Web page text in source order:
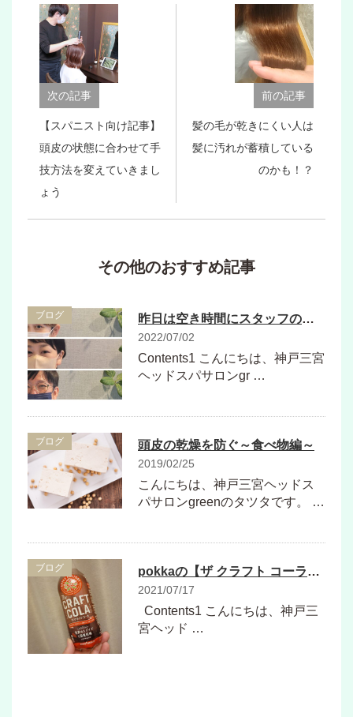
次の記事
【スパニスト向け記事】
頭皮の状態に合わせて手
技方法を変えていきまし
ょう
前の記事
髪の毛が乾きにくい人は
髪に汚れが蓄積している
のかも！？
その他のおすすめ記事
ブログ 昨日は空き時間にスタッフの写真撮影会
2022/07/02
Contents1 こんにちは、神戸三宮
ヘッドスパサロンgr …
ブログ 頭皮の乾燥を防ぐ～食べ物編～
2019/02/25
こんにちは、神戸三宮ヘッドス
パサロンgreenのタツタです。 …
ブログ pokkaの【ザ クラフト コーラ】がすごく美味しかった！
2021/07/17
Contents1 こんにちは、神戸三
宮ヘッド …